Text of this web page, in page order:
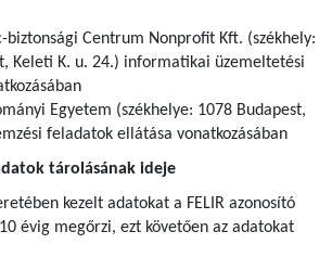
biztonsági Centrum Nonprofit Kft. (székhely:
Keleti K. u. 24.) informatikai üzemeltetési
Egyetem (székhelye: 1078 Budapest,
feladatok ellátása vonatkozásában
tárolásának ideje
kezelt adatokat a FELIR azonosító
évig megőrzi, ezt követően az adatokat